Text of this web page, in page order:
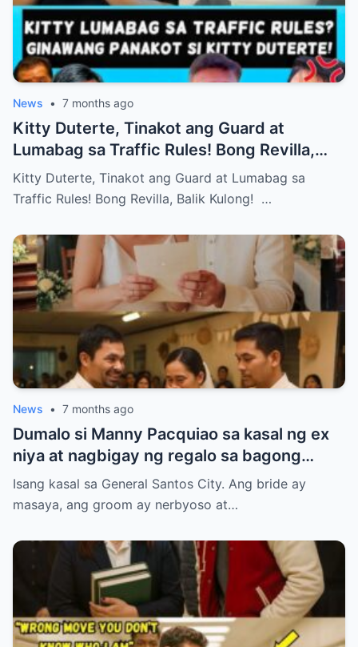
News • 7 months ago
Kitty Duterte, Tinakot ang Guard at
Lumabag sa Traffic Rules! Bong Revilla,
Balik Kulong!
Kitty Duterte, Tinakot ang Guard at Lumabag sa
Traffic Rules! Bong Revilla, Balik Kulong! …
News • 7 months ago
Dumalo si Manny Pacquiao sa kasal ng ex
niya at nagbigay ng regalo sa bagong
kasal.
Isang kasal sa General Santos City. Ang bride ay
masaya, ang groom ay nerbyoso at…